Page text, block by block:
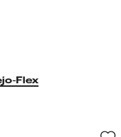
Flex